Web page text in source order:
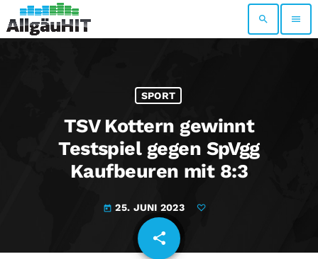
search menu
SPORT
TSV Kottern gewinnt
Testspiel gegen SpVgg
Kaufbeuren mit 8:3
today 25. JUNI 2023
share
email